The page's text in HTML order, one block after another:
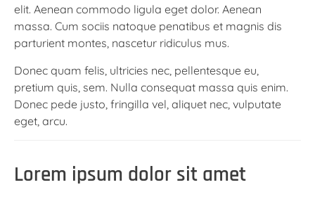
elit. Aenean commodo ligula eget dolor. Aenean
massa. Cum sociis natoque penatibus et magnis dis
parturient montes, nascetur ridiculus mus.
Donec quam felis, ultricies nec, pellentesque eu,
pretium quis, sem. Nulla consequat massa quis enim.
Donec pede justo, fringilla vel, aliquet nec, vulputate
eget, arcu.
Lorem ipsum dolor sit amet